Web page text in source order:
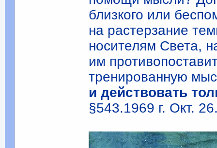
близкого или
на растерзание
носителям Света,
им
тренированную
и действовать
§543.1969 г. Окт.